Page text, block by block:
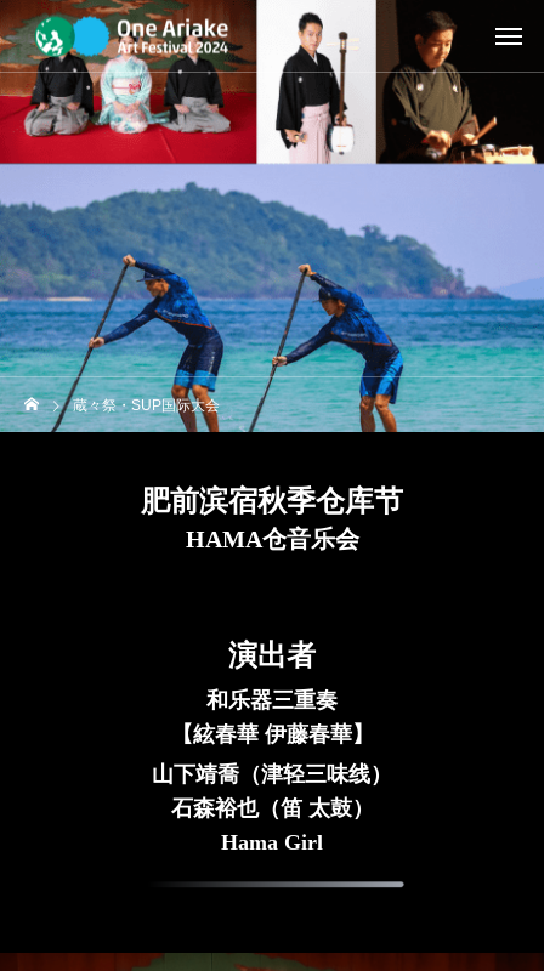
蔵々祭・SUP国际大会
肥前滨宿秋季仓库节
HAMA仓音乐会
演出者
和乐器三重奏
【絃春華 伊藤春華】
山下靖喬（津轻三味线）
石森裕也（笛 太鼓）
Hama Girl